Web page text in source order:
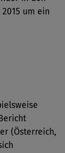
um ein
(Österreich,